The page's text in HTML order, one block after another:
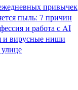
привычек
пыль: 7 причин
и работа с AI
и вирусные ниши